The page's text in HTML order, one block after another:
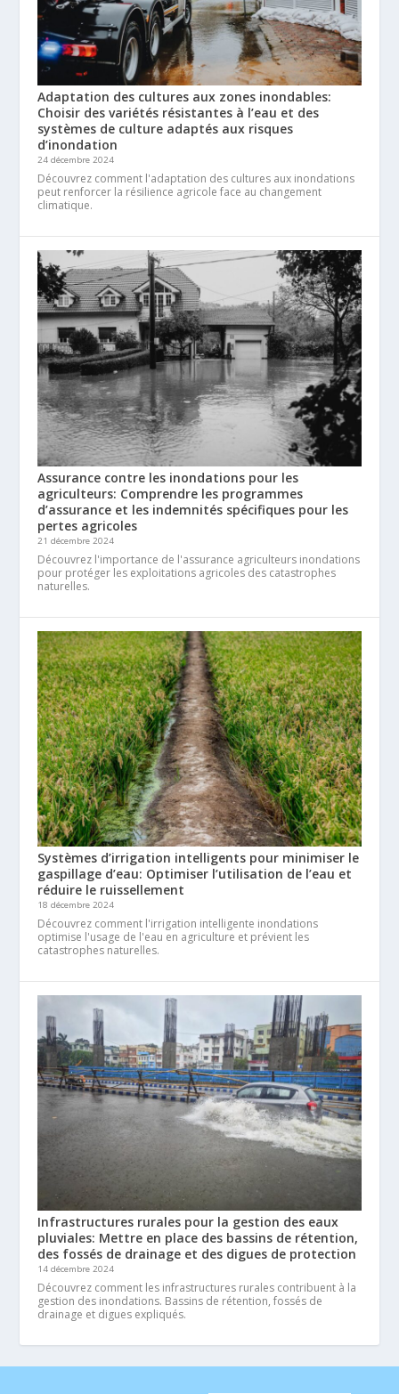
Adaptation des cultures aux zones inondables:
Choisir des variétés résistantes à l’eau et des
systèmes de culture adaptés aux risques
d’inondation
24 décembre 2024
Découvrez comment l'adaptation des cultures aux inondations
peut renforcer la résilience agricole face au changement
climatique.
Assurance contre les inondations pour les
agriculteurs: Comprendre les programmes
d’assurance et les indemnités spécifiques pour les
pertes agricoles
21 décembre 2024
Découvrez l'importance de l'assurance agriculteurs inondations
pour protéger les exploitations agricoles des catastrophes
naturelles.
Systèmes d’irrigation intelligents pour minimiser le
gaspillage d’eau: Optimiser l’utilisation de l’eau et
réduire le ruissellement
18 décembre 2024
Découvrez comment l'irrigation intelligente inondations
optimise l'usage de l'eau en agriculture et prévient les
catastrophes naturelles.
Infrastructures rurales pour la gestion des eaux
pluviales: Mettre en place des bassins de rétention,
des fossés de drainage et des digues de protection
14 décembre 2024
Découvrez comment les infrastructures rurales contribuent à la
gestion des inondations. Bassins de rétention, fossés de
drainage et digues expliqués.